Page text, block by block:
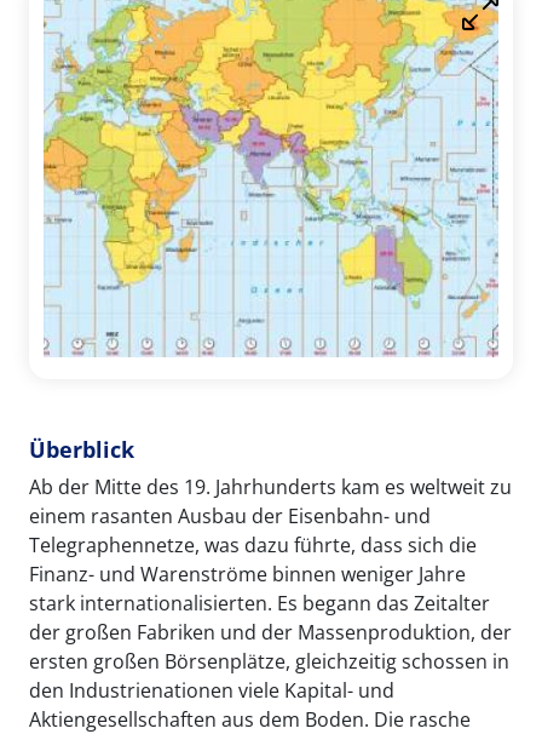
Überblick
Ab der Mitte des 19. Jahrhunderts kam es weltweit zu
einem rasanten Ausbau der Eisenbahn- und
Telegraphennetze, was dazu führte, dass sich die
Finanz- und Warenströme binnen weniger Jahre
stark internationalisierten. Es begann das Zeitalter
der großen Fabriken und der Massenproduktion, der
ersten großen Börsenplätze, gleichzeitig schossen in
den Industrienationen viele Kapital- und
Aktiengesellschaften aus dem Boden. Die rasche